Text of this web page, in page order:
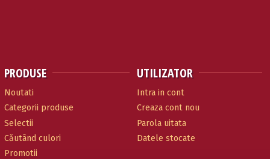
PRODUSE
Noutati
Categorii produse
Selectii
Căutând culori
Promotii
UTILIZATOR
Intra in cont
Creaza cont nou
Parola uitata
Datele stocate